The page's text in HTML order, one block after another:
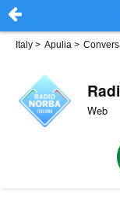
Italy > Apulia >
Web